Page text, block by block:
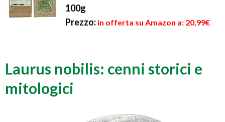
100g
Prezzo: in offerta su Amazon a: 20,99€
Laurus nobilis: cenni storici e
mitologici